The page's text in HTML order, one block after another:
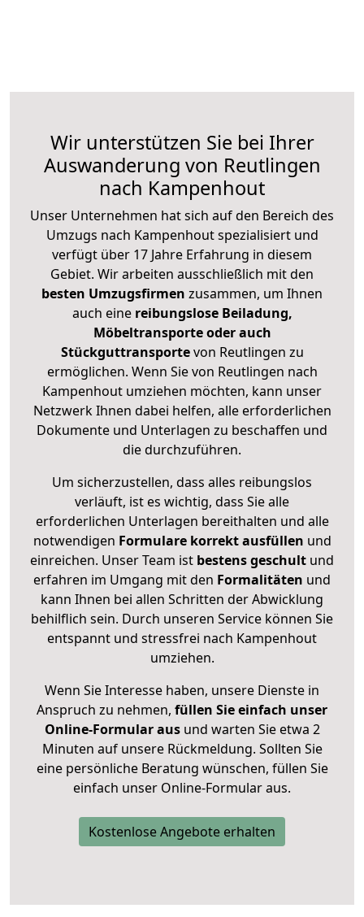
Wir unterstützen Sie bei Ihrer
Auswanderung von Reutlingen
nach Kampenhout
Unser Unternehmen hat sich auf den Bereich des
Umzugs nach Kampenhout spezialisiert und
verfügt über 17 Jahre Erfahrung in diesem
Gebiet. Wir arbeiten ausschließlich mit den
besten Umzugsfirmen zusammen, um Ihnen
auch eine reibungslose Beiladung,
Möbeltransporte oder auch
Stückguttransportevon Reutlingen zu
ermöglichen. Wenn Sie von Reutlingen nach
Kampenhout umziehen möchten, kann unser
Netzwerk Ihnen dabei helfen, alle erforderlichen
Dokumente und Unterlagen zu beschaffen und
die durchzuführen.
Um sicherzustellen, dass alles reibungslos
verläuft, ist es wichtig, dass Sie alle
erforderlichen Unterlagen bereithalten und alle
notwendigen Formulare korrekt ausfüllen und
einreichen. Unser Team ist bestens geschult und
erfahren im Umgang mit den Formalitäten und
kann Ihnen bei allen Schritten der Abwicklung
behilflich sein. Durch unseren Service können Sie
entspannt und stressfrei nach Kampenhout
umziehen.
Wenn Sie Interesse haben, unsere Dienste in
Anspruch zu nehmen, füllen Sie einfach unser
Online-Formular ausund warten Sie etwa 2
Minuten auf unsere Rückmeldung. Sollten Sie
eine persönliche Beratung wünschen, füllen Sie
einfach unser Online-Formular aus.
Kostenlose Angebote erhalten